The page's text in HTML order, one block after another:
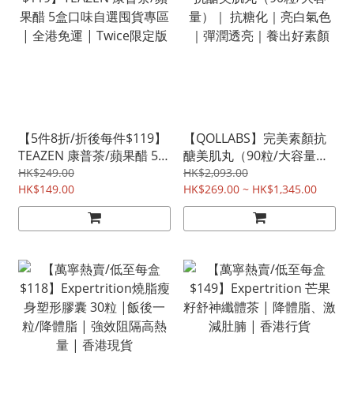
【5件8折/折後每件$119】
TEAZEN 康普茶/蘋果醋 5盒
口味自選囤貨專區 | 全港免
運 | Twice限定版
HK$249.00
HK$149.00
【QOLLABS】完美素顏抗
醣美肌丸（90粒/大容量）
｜ 抗糖化｜亮白氣色｜彈
潤透亮｜養出好素顏
HK$2,093.00
HK$269.00 ~ HK$1,345.00